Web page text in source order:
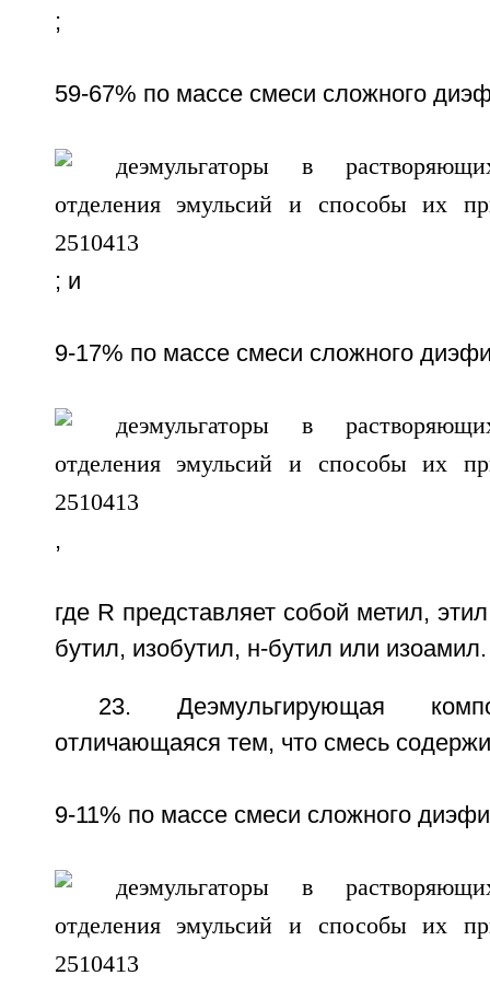
;
59-67% по массе смеси сложного
; и
9-17% по массе смеси сложного
,
где R представляет собой метил,
бутил, изобутил, н-бутил или изоамил.
23. Деэмульгирующая
отличающаяся тем, что смесь
9-11% по массе смеси сложного